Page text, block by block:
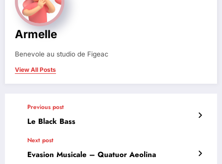
Armelle
Benevole au studio de Figeac
View All Posts
Previous post
Le Black Bass
Next post
Evasion Musicale – Quatuor Aeolina